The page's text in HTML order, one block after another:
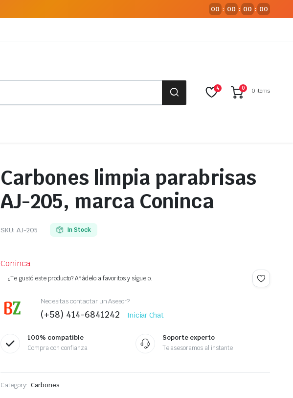
00 : 00 : 00 : 00
4 0 0 items
Carbones limpia parabrisas
AJ-205, marca Coninca
SKU: AJ-205 In Stock
Coninca
¿Te gustó este producto? Añádelo a favoritos y síguelo.
Necesitas contactar un Asesor?
(+58) 414-6841242 Iniciar Chat
100% compatible
Compra con confianza
Soporte experto
Te asesoramos al instante
Category: Carbones